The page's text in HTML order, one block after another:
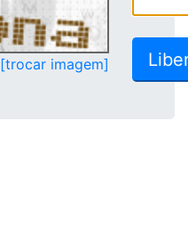
[trocar imagem]